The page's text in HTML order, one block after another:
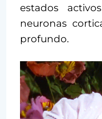
estados
neuronas
profundo.